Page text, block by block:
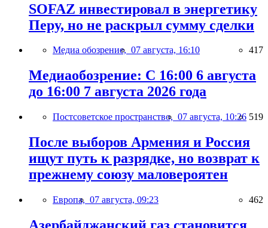
SOFAZ инвестировал в энергетику
Перу, но не раскрыл сумму сделки
Медиа обозрение, 07 августа, 16:10 417
Медиаобозрение: С 16:00 6 августа
до 16:00 7 августа 2026 года
Постсоветское пространство, 07 августа, 10:26 519
После выборов Армения и Россия
ищут путь к разрядке, но возврат к
прежнему союзу маловероятен
Европа, 07 августа, 09:23 462